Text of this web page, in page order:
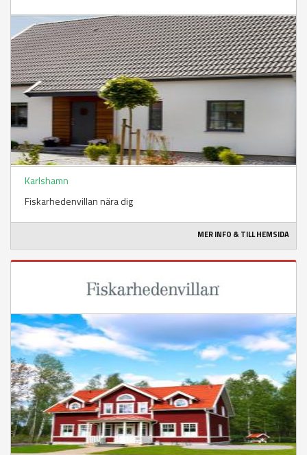
Karlshamn
Fiskarhedenvillan nära dig
MER INFO & TILL HEMSIDA